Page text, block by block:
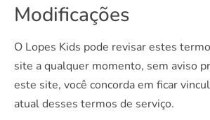
Modificações
O Lopes Kids pode revisar estes
site a qualquer momento, sem aviso
este site, você concorda em ficar
atual desses termos de serviço.